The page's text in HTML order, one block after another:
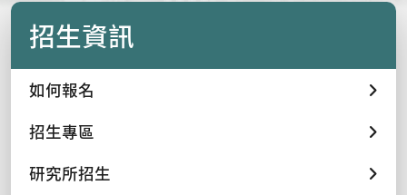
招生資訊
如何報名
招生專區
研究所招生